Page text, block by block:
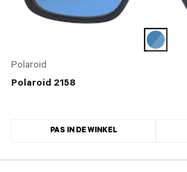
Polaroid
Polaroid 2158
PAS IN DE WINKEL